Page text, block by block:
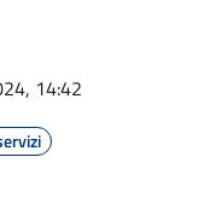
14:42